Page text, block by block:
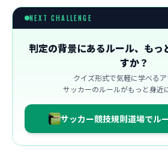
NEXT CHALLENGE
判定の背景にあるルール、もっ
すか？
クイズ形式で気軽に学べるア
サッカーのルールがもっと身近
サッカー競技規則道場でル